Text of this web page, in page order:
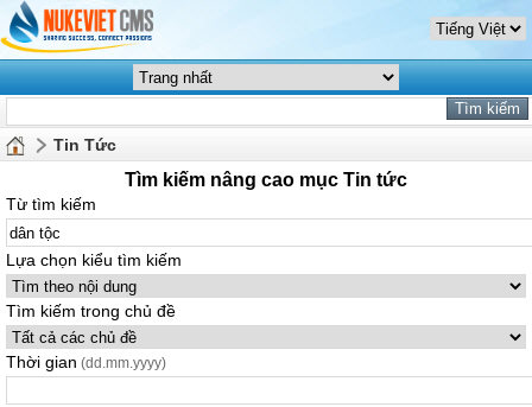
Tin Tức
Tìm kiếm nâng cao mục Tin tức
Từ tìm kiếm
Lựa chọn kiểu tìm kiếm
Tìm kiếm trong chủ đề
Thời gian (dd.mm.yyyy)